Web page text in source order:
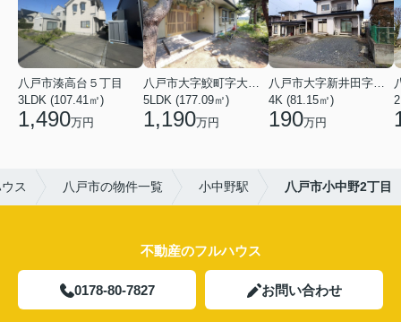
八戸市湊高台５丁目
3LDK (107.41㎡)
1,490万円
八戸市大字鮫町字大草離
5LDK (177.09㎡)
1,190万円
八戸市大字新井田字塩入
4K (81.15㎡)
190万円
ス 八戸市の物件一覧 小中野駅 八戸市小中野2丁目
不動産のフルハウス
0178-80-7827 お問い合わせ